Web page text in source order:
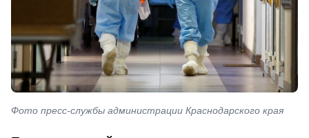
Фото пресс-службы администрации Краснодарского края